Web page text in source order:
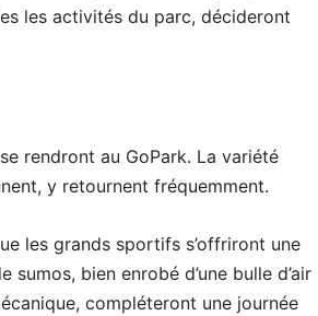
les activités du parc, décideront
rendront au GoPark. La variété
y retournent fréquemment.
les grands sportifs s’offriront une
bien enrobé d’une bulle d’air
compléteront une journée